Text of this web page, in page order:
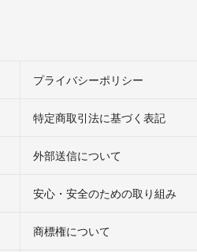
プライバシーポリシー
特定商取引法に基づく表記
外部送信について
安心・安全のための取り組み
商標権について